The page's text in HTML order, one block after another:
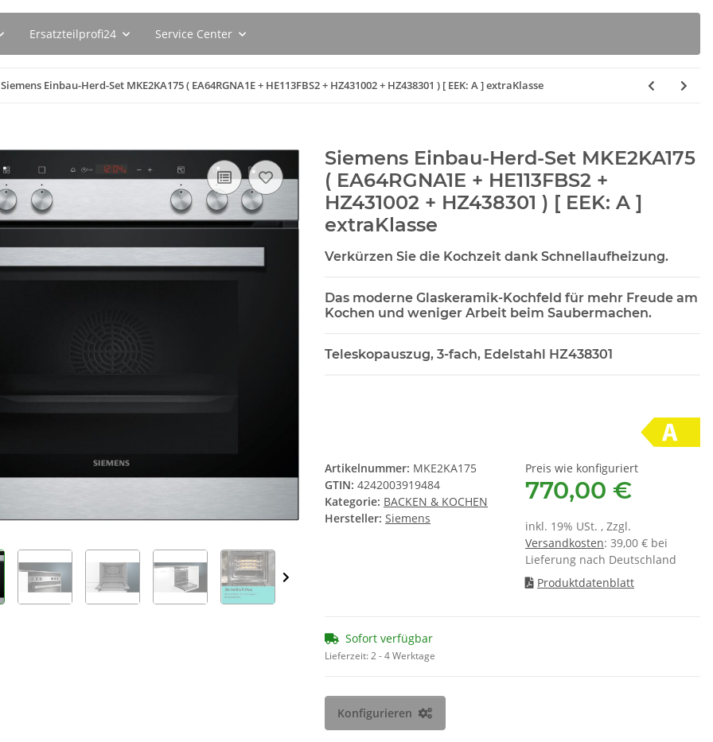
Ersatzteilprofi24 Service Center
Siemens Einbau-Herd-Set MKE2KA175 ( EA64RGNA1E + HE113FBS2 + HZ431002 + HZ438301 ) [ EEK: A ] extraKlasse
Siemens Einbau-Herd-Set MKE2KA175
( EA64RGNA1E + HE113FBS2 +
HZ431002 + HZ438301 ) [ EEK: A ]
extraKlasse
Verkürzen Sie die Kochzeit dank Schnellaufheizung.
Das moderne Glaskeramik-Kochfeld für mehr Freude am
Kochen und weniger Arbeit beim Saubermachen.
Teleskopauszug, 3-fach, Edelstahl HZ438301
Artikelnummer: MKE2KA175
GTIN: 4242003919484
Kategorie: BACKEN & KOCHEN
Hersteller: Siemens
Preis wie konfiguriert
770,00 €
inkl. 19% USt. , Zzgl.
Versandkosten: 39,00 € bei
Lieferung nach Deutschland
Produktdatenblatt
Sofort verfügbar
Lieferzeit:2 - 4 Werktage
Konfigurieren
Siemens Brita Intenza
Wasserfilter TZ70003
SEBO Filterbox D 8120ER
13,90 €*
SEBO Filterbox E 8300ER
14,90 €*